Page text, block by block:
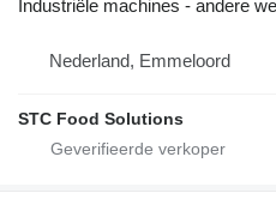
Industriële machines - andere
Nederland, Emmeloord
STC Food Solutions